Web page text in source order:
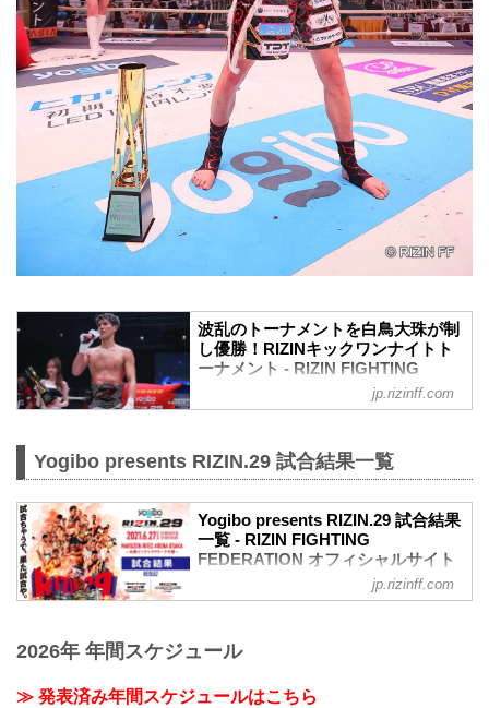
波乱のトーナメントを白鳥大珠が制
し優勝！RIZINキックワンナイトト
ーナメント - RIZIN FIGHTING
FEDERATION オフィシャルサイト
た、BODYMAKER presents RIZIN KICK
ワンナイトトーナメントは白鳥大珠が優
勝を果たした！
一回戦を1R KOした白鳥と、ノーコンテ
ストから審議の上、皇治が決勝へ
RIZIN.29の第4試合と第5試合で行われた
KICK ワンナイトトーナメントだが、初め
に行われた皇治と梅野源治の試合は開始
が続行不可能となったため試合はノーコ
jp.rizinff.com
Yogibo presents RIZIN.29 試合結果一覧
Yogibo presents RIZIN.29 試合結果
一覧 - RIZIN FIGHTING
FEDERATION オフィシャルサイト
第13試合／BODYMAKER presents RIZIN
Full Fight | 皇治 vs. 白鳥大珠 / Kouzi vs.
youtu.be
jp.rizinff.com
2026年 年間スケジュール
≫ 発表済み年間スケジュールはこちら